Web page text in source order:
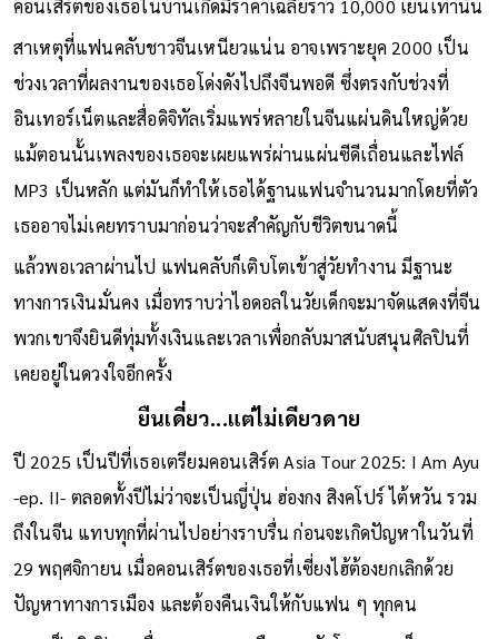
จำหน่ายหมดเกลี้ยงหลังเปิดจองเพียงไม่กี่นาที ! ขณะที่บัตร
คอนเสิร์ตของเธอในบ้านเกิดมีราคาเฉลี่ยราว 10,000 เยนเท่านั้น
สาเหตุที่แฟนคลับชาวจีนเหนียวแน่น อาจเพราะยุค 2000 เป็น
ช่วงเวลาที่ผลงานของเธอโด่งดังไปถึงจีนพอดี ซึ่งตรงกับช่วงที่
อินเทอร์เน็ตและสื่อดิจิทัลเริ่มแพร่หลายในจีนแผ่นดินใหญ่ด้วย
แม้ตอนนั้นเพลงของเธอจะเผยแพร่ผ่านแผ่นซีดีเถื่อนและไฟล์
เธออาจไม่เคยทราบมาก่อนว่าจะสำคัญกับชีวิตขนาดนี้
แล้วพอเวลาผ่านไป แฟนคลับก็เติบโตเข้าสู่วัยทำงาน มีฐานะ
ทางการเงินมั่นคง เมื่อทราบว่าไอดอลในวัยเด็กจะมาจัดแสดงที่จีน
พวกเขาจึงยินดีทุ่มทั้งเงินและเวลาเพื่อกลับมาสนับสนุนศิลปินที่
เคยอยู่ในดวงใจอีกครั้ง
ยืนเดี่ยว...แต่ไม่เดียวดาย
ปี 2025 เป็นปีที่เธอเตรียมคอนเสิร์ต Asia Tour 2025: I Am Ayu
-ep. II- ตลอดทั้งปีไม่ว่าจะเป็นญี่ปุ่น ฮ่องกง สิงคโปร์ ไต้หวัน รวม
ถึงในจีน แทบทุกที่ผ่านไปอย่างราบรื่น ก่อนจะเกิดปัญหาในวันที่
29 พฤศจิกายน เมื่อคอนเสิร์ตของเธอที่เซี่ยงไฮ้ต้องยกเลิกด้วย